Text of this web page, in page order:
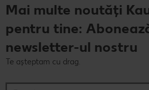
Mai multe noutăți
pentru tine:
newsletter-ul nostru
Te așteptam cu drag.